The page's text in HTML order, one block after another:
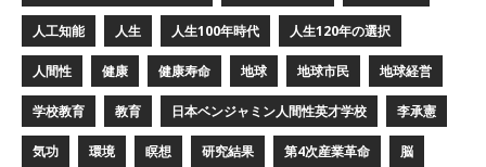
人工知能 人生 人生100年時代 人生120年の選択
人間性 健康 健康寿命 地球 地球市民 地球経営
学校教育 教育 日本ベンジャミン人間性英才学校 李承憲
気功 環境 瞑想 研究結果 第4次産業革命 脳